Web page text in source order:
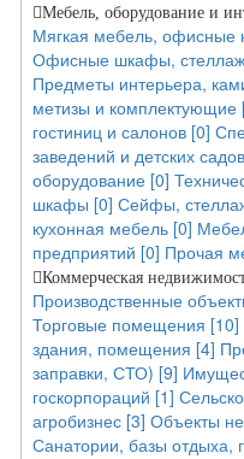
Мебель, оборудование и
Мягкая мебель, офисные
Офисные шкафы,
Предметы интерьера,
метизы и комплектующие
гостиниц и салонов [0]
заведений и детских
оборудование [0]
шкафы [0] Сейфы,
кухонная мебель [0]
предприятий [0] Прочая
Коммерческая
Производственные
Торговые помещения [10]
здания, помещения [4]
заправки, СТО) [9]
госкорпораций [1]
агробизнес [3] Объекты
Санатории, базы отдыха,